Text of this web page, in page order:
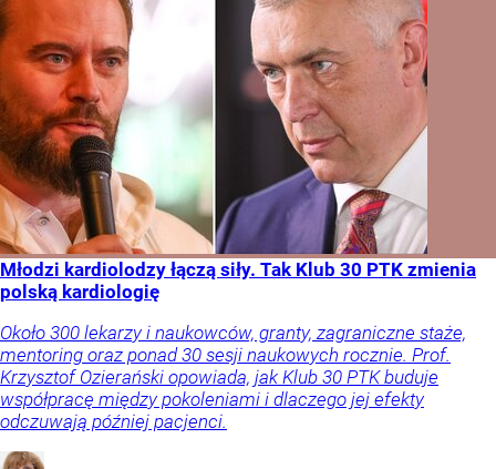
Młodzi kardiolodzy łączą siły. Tak Klub 30 PTK zmienia
polską kardiologię
Około 300 lekarzy i naukowców, granty, zagraniczne staże,
mentoring oraz ponad 30 sesji naukowych rocznie. Prof.
Krzysztof Ozierański opowiada, jak Klub 30 PTK buduje
współpracę między pokoleniami i dlaczego jej efekty
odczuwają później pacjenci.